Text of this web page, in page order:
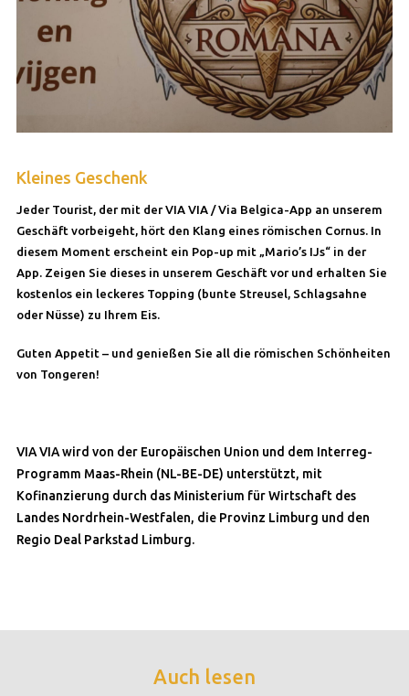
Kleines Geschenk
Jeder Tourist, der mit der VIA VIA / Via Belgica-App an unserem
Geschäft vorbeigeht, hört den Klang eines römischen Cornus. In
diesem Moment erscheint ein Pop-up mit „Mario’s IJs“ in der
App. Zeigen Sie dieses in unserem Geschäft vor und erhalten Sie
kostenlos ein leckeres Topping (bunte Streusel, Schlagsahne
oder Nüsse) zu Ihrem Eis.
Guten Appetit – und genießen Sie all die römischen Schönheiten
von Tongeren!
VIA VIA wird von der Europäischen Union und dem Interreg-
Programm Maas-Rhein (NL-BE-DE) unterstützt, mit
Kofinanzierung durch das Ministerium für Wirtschaft des
Landes Nordrhein-Westfalen, die Provinz Limburg und den
Regio Deal Parkstad Limburg.
Auch lesen